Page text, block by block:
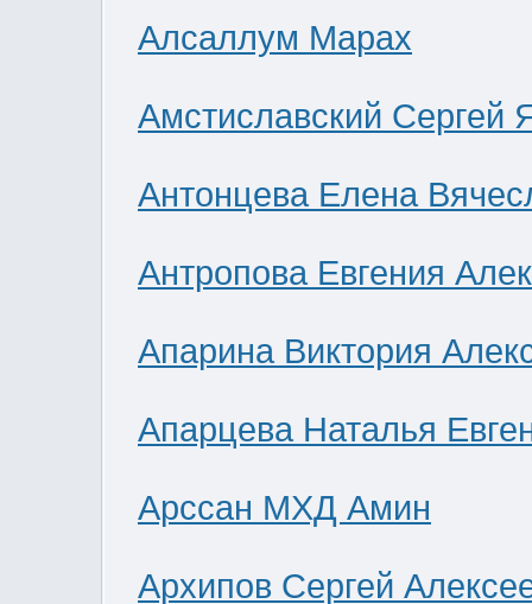
Алсаллум Марах
Амстиславский Сергей
Антонцева Елена
Антропова Евгения
Апарина Виктория
Апарцева Наталья
Арссан МХД Амин
Архипов Сергей